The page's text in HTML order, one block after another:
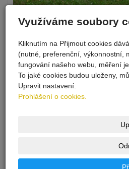
Využíváme soubory
Kliknutím na Přijmout cookies
(nutné, preferenční, výkonnostní,
fungování našeho webu, měření
To jaké cookies budou uloženy,
Upravit nastavení.
Prohlášení o cookies.